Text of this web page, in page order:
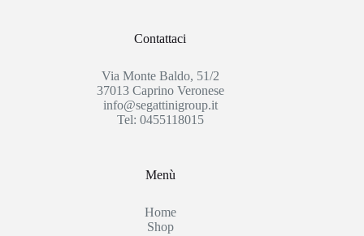
Contattaci
Via Monte Baldo, 51/2
37013 Caprino Veronese
info@segattinigroup.it
Tel: 0455118015
Menù
Home
Shop